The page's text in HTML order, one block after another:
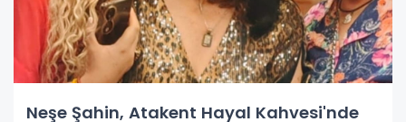
Neşe Şahin, Atakent Hayal Kahvesi'nde